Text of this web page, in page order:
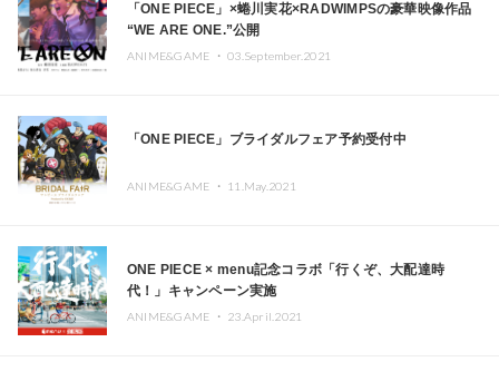
「ONE PIECE」×蜷川実花×RADWIMPSの豪華映像作品
“WE ARE ONE.”公開
ANIME&GAME ・03.September.2021
「ONE PIECE」ブライダルフェア予約受付中
ANIME&GAME ・ 11.May.2021
ONE PIECE × menu記念コラボ「行くぞ、大配達時
代！」キャンペーン実施
ANIME&GAME ・ 23.April.2021